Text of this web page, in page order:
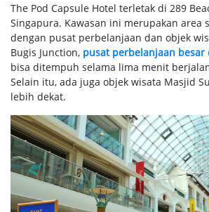
The Pod Capsule Hotel terletak di 289
Singapura. Kawasan ini merupakan area
dengan pusat perbelanjaan dan objek
Bugis Junction, pusat perbelanjaan besar
bisa ditempuh selama lima menit
Selain itu, ada juga objek wisata Masjid
lebih dekat.